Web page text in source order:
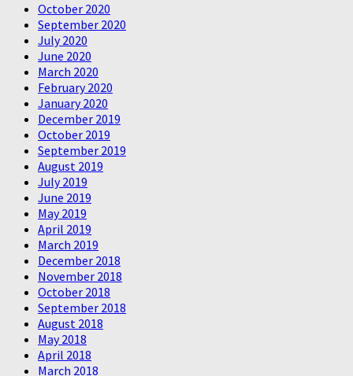
October 2020
September 2020
July 2020
June 2020
March 2020
February 2020
January 2020
December 2019
October 2019
September 2019
August 2019
July 2019
June 2019
May 2019
April 2019
March 2019
December 2018
November 2018
October 2018
September 2018
August 2018
May 2018
April 2018
March 2018